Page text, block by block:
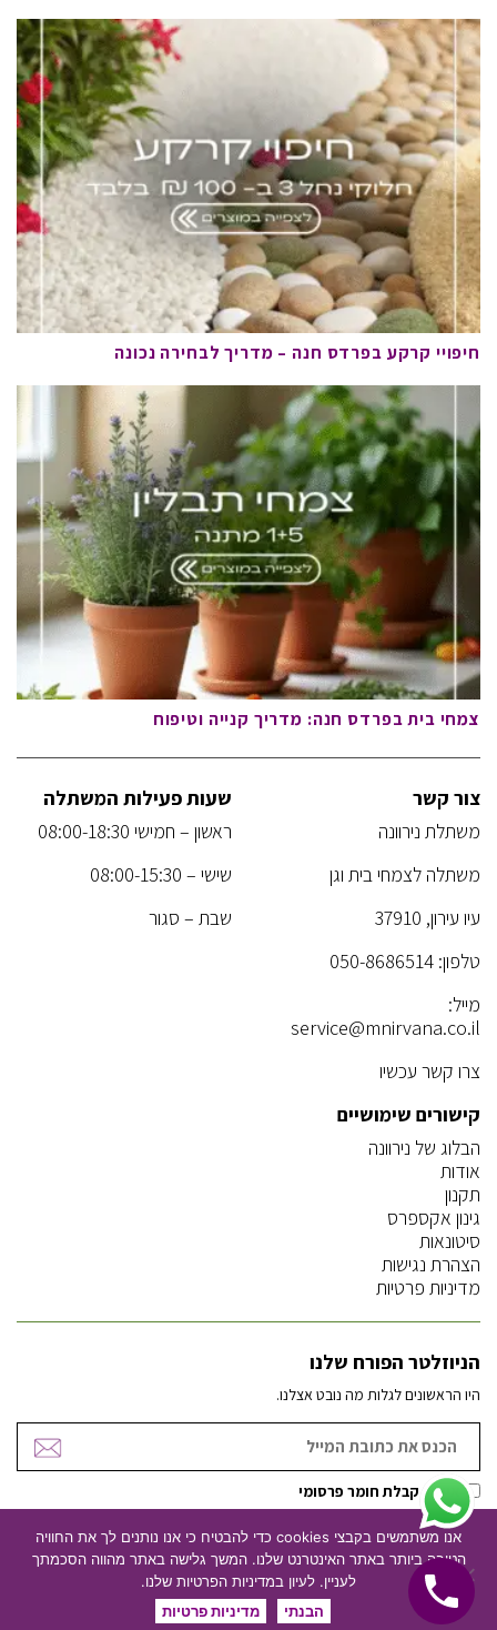
חיפויי קרקע בפרדס חנה – מדריך לבחירה נכונה
צמחי בית בפרדס חנה: מדריך קנייה וטיפוח
צור קשר
משתלת נירוונה
משתלה לצמחי בית וגן
עיו עירון, 37910
טלפון: 050-8686514
מייל:
service@mnirvana.co.il
צרו קשר עכשיו
שעות פעילות המשתלה
ראשון – חמישי 08:00-18:30
שישי – 08:00-15:30
שבת – סגור
קישורים שימושיים
הבלוג של נירוונה
אודות
תקנון
גינון אקספרס
סיטונאות
הצהרת נגישות
מדיניות פרטיות
הניוזלטר הפורח שלנו
היו הראשונים לגלות מה נובט אצלנו.
אישור קבלת חומר פרסומי
ניהול וקידום אתרים עיצוב אתרים
אנו משתמשים בקבצי cookies כדי להבטיח כי אנו נותנים לך את החוויה
הטובה ביותר באתר האינטרנט שלנו. המשך גלישה באתר מהווה הסכמתך
לעניין. לעיון במדיניות הפרטיות שלנו.
הבנתי
מדיניות פרטיות